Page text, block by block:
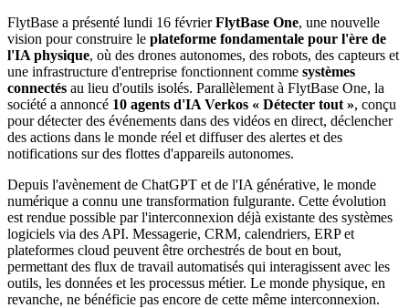
FlytBase a présenté lundi 16 févrierFlytBase One, une nouvelle
vision pour construire le plateforme fondamentale pour l'ère de
l'IA physique, où des drones autonomes, des robots, des capteurs et
une infrastructure d'entreprise fonctionnent comme systèmes
connectés au lieu d'outils isolés. Parallèlement à FlytBase One, la
société a annoncé 10 agents d'IA Verkos « Détecter tout », conçu
pour détecter des événements dans des vidéos en direct, déclencher
des actions dans le monde réel et diffuser des alertes et des
notifications sur des flottes d'appareils autonomes.
Depuis l'avènement de ChatGPT et de l'IA générative, le monde
numérique a connu une transformation fulgurante. Cette évolution
est rendue possible par l'interconnexion déjà existante des systèmes
logiciels via des API. Messagerie, CRM, calendriers, ERP et
plateformes cloud peuvent être orchestrés de bout en bout,
permettant des flux de travail automatisés qui interagissent avec les
outils, les données et les processus métier. Le monde physique, en
revanche, ne bénéficie pas encore de cette même interconnexion.